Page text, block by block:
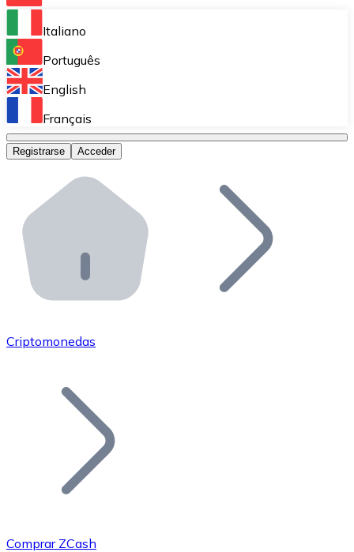
Bitnovo Ramp
Integra nuestra solución en tu plataforma.
Bitnovo Giftcards
Bitnovo OTC
Bitnovo ATM
Integra un ATM Bitnovo en tu negocio y permite que
Bitnovo API
Integra nuestra API en tu ecosistema.
Únete a nuestra red de distribuidores.
Añade tu proyecto a nuestro ecosistema.
Italiano
Português
English
Français
Registrarse Acceder
Criptomonedas
Comprar ZCash